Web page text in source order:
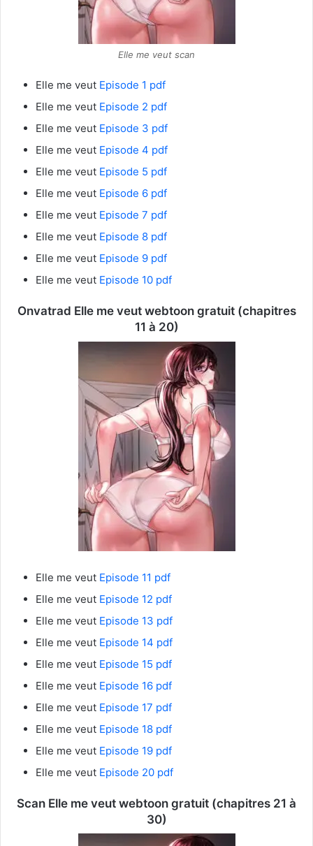
Elle me veut scan
Elle me veut Episode 1 pdf
Elle me veut Episode 2 pdf
Elle me veut Episode 3 pdf
Elle me veut Episode 4 pdf
Elle me veut Episode 5 pdf
Elle me veut Episode 6 pdf
Elle me veut Episode 7 pdf
Elle me veut Episode 8 pdf
Elle me veut Episode 9 pdf
Elle me veut Episode 10 pdf
Onvatrad Elle me veut webtoon gratuit (chapitres
11 à 20)
Elle me veut Episode 11 pdf
Elle me veut Episode 12 pdf
Elle me veut Episode 13 pdf
Elle me veut Episode 14 pdf
Elle me veut Episode 15 pdf
Elle me veut Episode 16 pdf
Elle me veut Episode 17 pdf
Elle me veut Episode 18 pdf
Elle me veut Episode 19 pdf
Elle me veut Episode 20 pdf
Scan Elle me veut webtoon gratuit (chapitres 21 à
30)